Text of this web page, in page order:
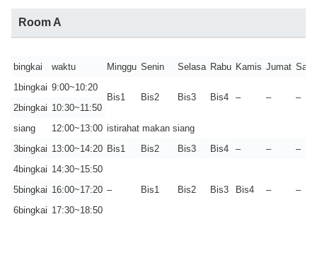
Room A
bingkai waktu Minggu Senin Selasa Rabu Kamis Jumat
1bingkai 9:00~10:20
Bis1
Bis2 Bis3 Bis4 – –
–
2bingkai 10:30~11:50
siang
12:00~13:00 istirahat makan siang
3bingkai 13:00~14:20 Bis1 Bis2 Bis3 Bis4 – –
–
4bingkai 14:30~15:50
–
Bis1 Bis2 Bis3 Bis4 – –
5bingkai 16:00~17:20
6bingkai 17:30~18:50